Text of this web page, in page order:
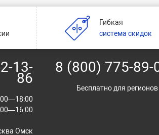
Гибкая
система скидок
13-
86
Омск
8 (800) 775-89-
Бесплатно для